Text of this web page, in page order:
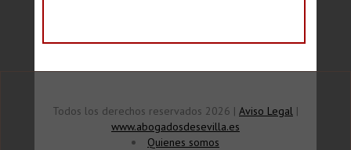
Todos los derechos reservados 2026 | Aviso Legal |
www.abogadosdesevilla.es
Quienes somos